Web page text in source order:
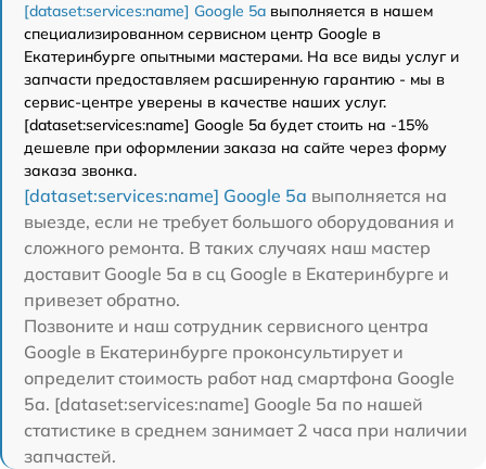
[dataset:services:name] Google 5a выполняется в нашем
специализированном сервисном центр Google в
Екатеринбурге опытными мастерами. На все виды услуг и
запчасти предоставляем расширенную гарантию - мы в
сервис-центре уверены в качестве наших услуг.
[dataset:services:name] Google 5a будет стоить на -15%
дешевле при оформлении заказа на сайте через форму
заказа звонка.
[dataset:services:name] Google 5a выполняется на
выезде, если не требует большого оборудования и
сложного ремонта. В таких случаях наш мастер
доставит Google 5a в сц Google в Екатеринбурге и
привезет обратно.
Позвоните и наш сотрудник сервисного центра
Google в Екатеринбурге проконсультирует и
определит стоимость работ над смартфона Google
5a. [dataset:services:name] Google 5a по нашей
статистике в среднем занимает 2 часа при наличии
запчастей.